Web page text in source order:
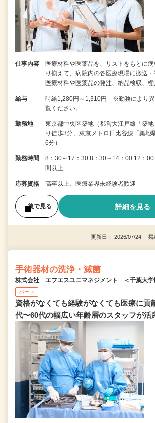
仕事内容
医療材料や医薬品を、リストをもとに
り揃えて、病院内の各医療現場に搬送・
医療材料や医薬品の発注、納品検収、
給与
時給1,280円～1,310円 ※勤務により異
覧ください。
勤務地
東京都中央区築地（都営大江戸線「築
り徒歩3分、東京メトロ日比谷線「築地
6分）
勤務時間
8：30～17：30 8：30～14：00 12：
間以上…
応募資格 高卒以上、医療業界未経験者歓迎
後で見る 詳細を見る
更新日： 2026/07/24 掲
手術器材の洗浄・滅菌
株式会社 エフエスユニマネジメント ＜千葉大学
パート
資格がなくても経験がなくても医療に貢
代〜60代の幅広い年齢層のスタッフが活